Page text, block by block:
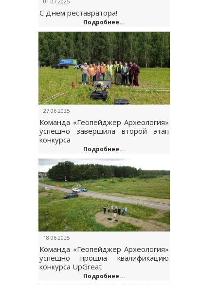
С Днем реставратора!
Подробнее...
27.06.2025
Команда «Геопейджер Археология»
успешно завершила второй этап
конкурса
Подробнее...
18.06.2025
Команда «Геопейджер Археология»
успешно прошла квалификацию
конкурса UpGreat
Подробнее...